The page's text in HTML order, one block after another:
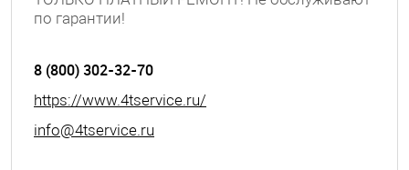
по гарантии!
8 (800) 302-32-70
https://www.4tservice.ru/
info@4tservice.ru